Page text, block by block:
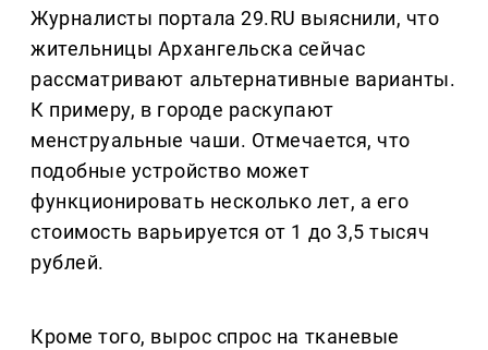
Журналисты портала 29.RU выяснили, что
жительницы Архангельска сейчас
рассматривают альтернативные варианты.
К примеру, в городе раскупают
менструальные чаши. Отмечается, что
подобные устройство может
функционировать несколько лет, а его
стоимость варьируется от 1 до 3,5 тысяч
рублей.
Кроме того, вырос спрос на тканевые